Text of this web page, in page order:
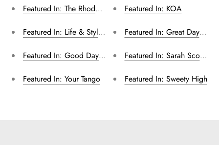
Featured In: The Rhode Show
Featured In: Life & Style Mag
Featured In: Good Day New York | Fox 5 NY
Featured In: Your Tango
Featured In: KOA
Featured In: Great Day KC
Featured In: Sarah Scoop
Featured In: Sweety High